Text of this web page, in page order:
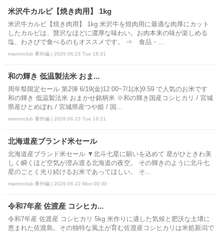
米沢牛カルビ【焼き肉用】 1kg
米沢牛カルビ【焼き肉用】 1kg 米沢牛を焼肉用に最適な肉厚にカット
したカルビは、贅沢なほどに濃厚な味わい。お肉本来の味が楽しめる
塩、わさびで食べるのもオススメです。 ⇒ 食品・...
marronclub 番外編 | 2026.06.23 Tue 18:31
和の輝き 低温製法米 おま...
周年祭限定セール 第2弾 6/19(金)12:00~7/1(水)9:59 で人気のお米です
和の輝き 低温製法米 おまかせ銘柄米 ※和の輝き国産コシヒカリ / 宮城
県産ひとめぼれ / 宮城県産つや姫 / 国...
marronclub 番外編 | 2026.06.23 Tue 18:21
北海道産ブランド米セール
北海道産ブランド米セール ▼北斗七星に願いを込めて 星がひときわ美
しく瞬くほど空気が澄み渡る北海道の夜空。 その輝きのように北斗七
星のごとく光り続けるお米であってほしい。 そ...
marronclub 番外編 | 2026.06.22 Mon 00:30
令和7年産 佐渡産 コシヒカ...
令和7年産 佐渡産 コシヒカリ 5kg 米作りに適した気候と肥沃な土壌に
恵まれた佐渡島。その独特な風土が育む佐渡産コシヒカリは米処新潟で